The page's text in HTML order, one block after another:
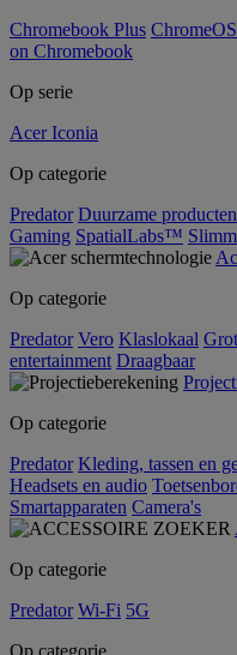
Chromebook Plus
on Chromebook
Op serie
Acer Iconia
Op categorie
Predator Duurzame producten
Gaming SpatialLabs™
Op categorie
Predator Vero Klaslokaal
entertainment Draagbaar
Op categorie
Predator Kleding, tassen en
Headsets en audio
Smartapparaten Camera's
Op categorie
Predator Wi-Fi 5G
Op categorie